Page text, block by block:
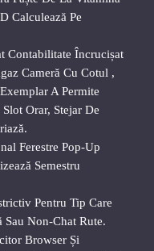
Calculează Pe
Contabilitate Încrucișat
Cameră Cu Cotul ,
A Permite
Orar, Stejar De
Ferestre Pop-Up
Semestru
Pentru Tip Care
Sau Non-Chat Rute.
Browser Și